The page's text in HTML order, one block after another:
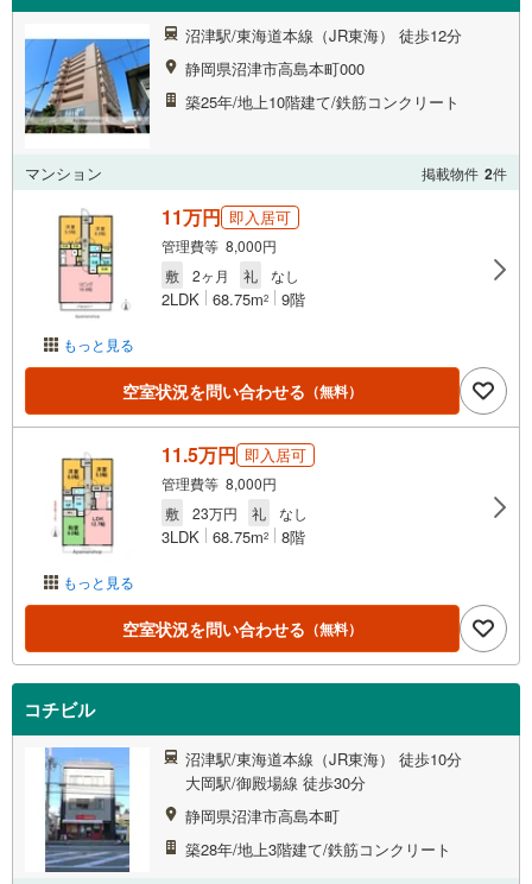
沼津駅/東海道本線（JR東海） 徒歩12分
静岡県沼津市高島本町000
築25年/地上10階建て/鉄筋コンクリート
マンション 掲載物件 2件
もっと見る
11万円 即入居可
管理費等 8,000円
敷
2ヶ月 礼 なし
2LDK 68.75m2 9階
空室状況を問い合わせる （無料）
もっと見る
11.5万円 即入居可
管理費等 8,000円
敷
23万円 礼 なし
3LDK 68.75m2 8階
空室状況を問い合わせる （無料）
コチビル
沼津駅/東海道本線（JR東海） 徒歩10分
大岡駅/御殿場線 徒歩30分
静岡県沼津市高島本町
築28年/地上3階建て/鉄筋コンクリート